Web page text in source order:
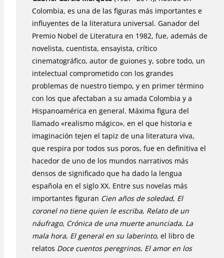
Colombia, es una de las figuras más importantes e
influyentes de la literatura universal. Ganador del
Premio Nobel de Literatura en 1982, fue, además de
novelista, cuentista, ensayista, crítico
cinematográfico, autor de guiones y, sobre todo, un
intelectual comprometido con los grandes
problemas de nuestro tiempo, y en primer término
con los que afectaban a su amada Colombia y a
Hispanoamérica en general. Máxima figura del
llamado «realismo mágico», en el que historia e
imaginación tejen el tapiz de una literatura viva,
que respira por todos sus poros, fue en definitiva el
hacedor de uno de los mundos narrativos más
densos de significado que ha dado la lengua
española en el siglo XX. Entre sus novelas más
importantes figuran Cien años de soledad, El
coronel no tiene quien le escriba, Relato de un
náufrago, Crónica de una muerte anunciada, La
mala hora, El general en su laberinto, el libro de
relatos Doce cuentos peregrinos, El amor en los